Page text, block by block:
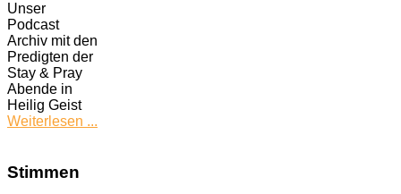
Unser
Podcast
Archiv mit den
Predigten der
Stay & Pray
Abende in
Heilig Geist
Weiterlesen ...
Stimmen